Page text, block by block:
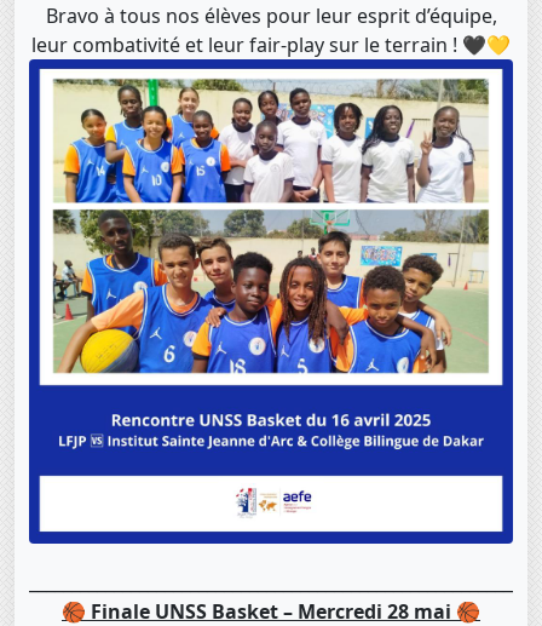
Bravo à tous nos élèves pour leur esprit d’équipe,
leur combativité et leur fair-play sur le terrain ! 🖤💛
🏀 Finale UNSS Basket – Mercredi 28 mai 🏀